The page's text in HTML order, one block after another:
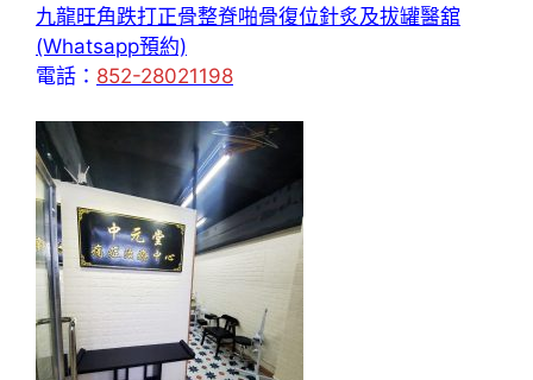
九龍旺角跌打正骨整脊啪骨復位針炙及拔罐醫舘
(Whatsapp預約)
電話： 852-28021198